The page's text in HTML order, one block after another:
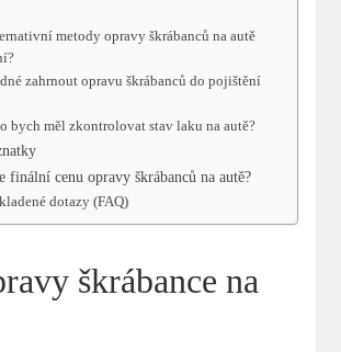
metody opravy škrábanců na autě
zahrnout opravu škrábanců do pojištění
bych měl zkontrolovat stav laku na autě?
finální cenu opravy škrábanců na autě?
dotazy (FAQ)
škrábance na